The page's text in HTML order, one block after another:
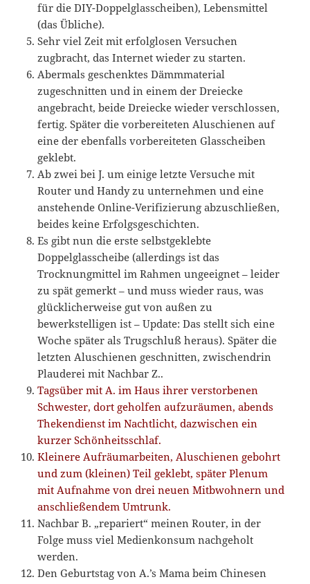
für die DIY-Doppelglasscheiben), Lebensmittel
(das Übliche).
Sehr viel Zeit mit erfolglosen Versuchen
zugbracht, das Internet wieder zu starten.
Abermals geschenktes Dämmmaterial
zugeschnitten und in einem der Dreiecke
angebracht, beide Dreiecke wieder verschlossen,
fertig. Später die vorbereiteten Aluschienen auf
eine der ebenfalls vorbereiteten Glasscheiben
geklebt.
Ab zwei bei J. um einige letzte Versuche mit
Router und Handy zu unternehmen und eine
anstehende Online-Verifizierung abzuschließen,
beides keine Erfolgsgeschichten.
Es gibt nun die erste selbstgeklebte
Doppelglasscheibe (allerdings ist das
Trocknungmittel im Rahmen ungeeignet – leider
zu spät gemerkt – und muss wieder raus, was
glücklicherweise gut von außen zu
bewerkstelligen ist – Update: Das stellt sich eine
Woche später als Trugschluß heraus). Später die
letzten Aluschienen geschnitten, zwischendrin
Plauderei mit Nachbar Z..
Tagsüber mit A. im Haus ihrer verstorbenen
Schwester, dort geholfen aufzuräumen, abends
Thekendienst im Nachtlicht, dazwischen ein
kurzer Schönheitsschlaf.
Kleinere Aufräumarbeiten, Aluschienen gebohrt
und zum (kleinen) Teil geklebt, später Plenum
mit Aufnahme von drei neuen Mitbwohnern und
anschließendem Umtrunk.
Nachbar B. „repariert“ meinen Router, in der
Folge muss viel Medienkonsum nachgeholt
werden.
Den Geburtstag von A.’s Mama beim Chinesen